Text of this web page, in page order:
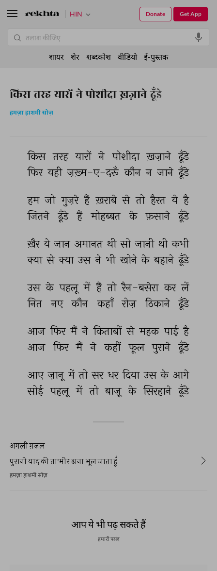
किस तरह यारों ने पोशीदा ख़ज़ाने ढूँडे
हमज़ा हाशमी सोज़
किस तरह यारों ने पोशीदा ख़ज़ाने ढूँडे
फिर यही ज़ख़्म-ए-दरूँ कौन न जाने ढूँडे
हम जो गुज़रे हैं ख़राबे से तो हैरत ये है
जितने
ढूँडे हैं मोहब्बत के फ़साने ढूँडे
ख़ैर ये जान अमानत थी सो जानी थी कभी
क्या से क्या उस ने भी खोने के बहाने ढूँडे
उस के पहलू में हैं तो रैन-बसेरा कर लें
नित
नए कौन कहाँ रोज़ ठिकाने ढूँडे
आज फिर मैं ने किताबों से महक पाई है
आज फिर मैं ने कहीं फूल पुराने ढूँडे
आए ज़ानू में तो सर धर दिया उस के आगे
सोई पहलू में तो बाज़ू के सिरहाने ढूँडे
अगली ग़ज़ल
पुरानी याद की ता'मीर ढाना भूल जाता हूँ
हमज़ा हाशमी सोज़
आप ये भी पढ़ सकते हैं
हमारी पसंद
HIN Get App
Donate
शायर शेर शब्दकोश वीडियो ई-पुस्तक